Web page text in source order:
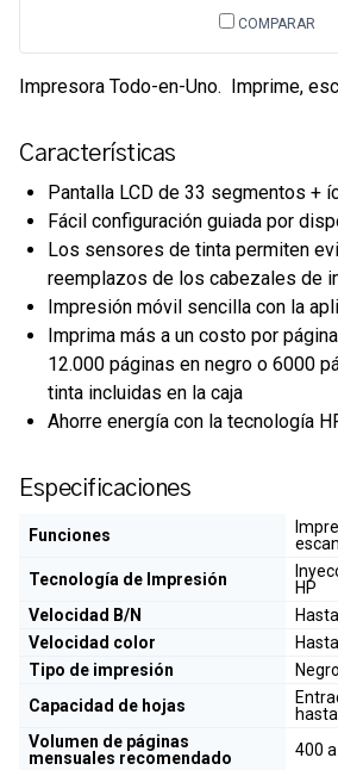
COMPARAR
Impresora Todo-en-Uno. Imprime,
Características
Pantalla LCD de 33 segmentos +
Fácil configuración guiada por
Los sensores de tinta permiten
reemplazos de los cabezales de
Impresión móvil sencilla con la
Imprima más a un costo por
12.000 páginas en negro o 6000
tinta incluidas en la caja
Ahorre energía con la tecnología
Especificaciones
Funciones
Tecnología de Impresión
HP
Velocidad B/N
Velocidad color
Tipo de impresión
Capacidad de hojas
Volumen de páginas
mensuales recomendado
400